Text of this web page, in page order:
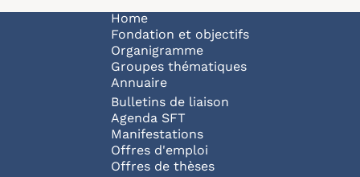
Navigation principale
Home
Fondation et objectifs
Organigramme
Groupes thématiques
Annuaire
Bulletins de liaison
Agenda SFT
Manifestations
Offres d'emploi
Offres de thèses